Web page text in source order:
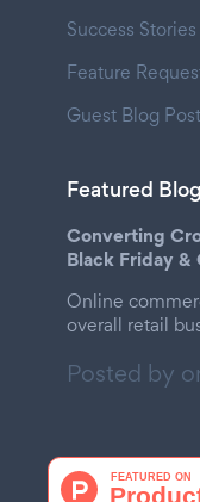
Success Stories
Feature
Guest Blog Post
Featured
Converting
Black Friday
Online
overall retail
Posted by